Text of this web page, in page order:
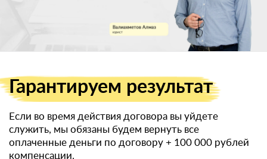
Гарантируем результат
Если во время действия договора вы уйдете
служить, мы обязаны будем вернуть все
оплаченные деньги по договору + 100 000 рублей
компенсации.